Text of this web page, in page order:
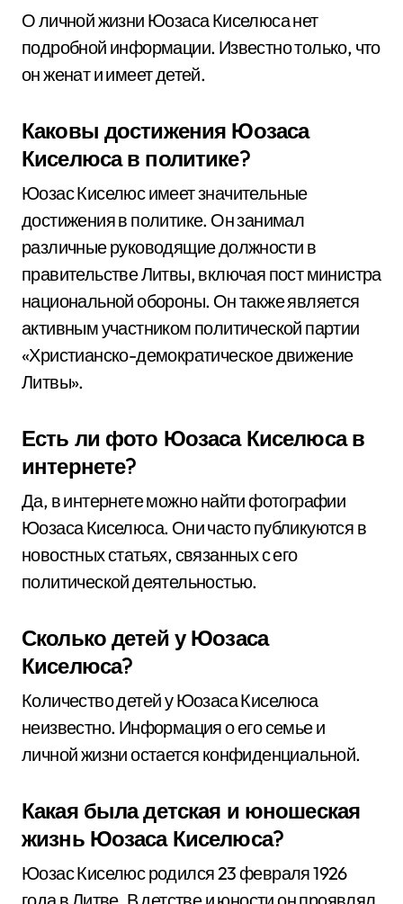
О личной жизни Юозаса Киселюса нет
подробной информации. Известно только, что
он женат и имеет детей.
Каковы достижения Юозаса
Киселюса в политике?
Юозас Киселюс имеет значительные
достижения в политике. Он занимал
различные руководящие должности в
правительстве Литвы, включая пост министра
национальной обороны. Он также является
активным участником политической партии
«Христианско-демократическое движение
Литвы».
Есть ли фото Юозаса Киселюса в
интернете?
Да, в интернете можно найти фотографии
Юозаса Киселюса. Они часто публикуются в
новостных статьях, связанных с его
политической деятельностью.
Сколько детей у Юозаса
Киселюса?
Количество детей у Юозаса Киселюса
неизвестно. Информация о его семье и
личной жизни остается конфиденциальной.
Какая была детская и юношеская
жизнь Юозаса Киселюса?
Юозас Киселюс родился 23 февраля 1926